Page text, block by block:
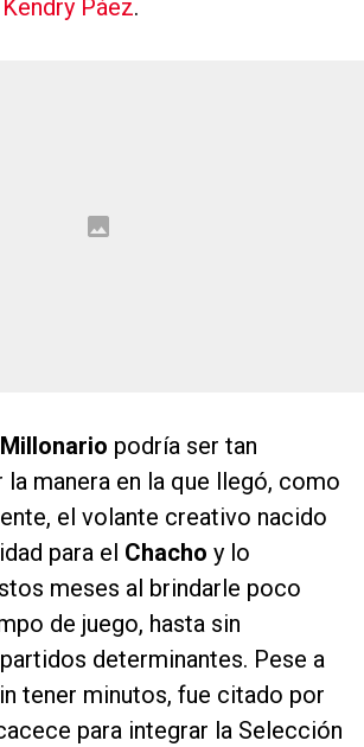
Kendry Páez.
Millonario podría ser tan
manera en la que llegó, como
el volante creativo nacido
para el Chacho y lo
meses al brindarle poco
de juego, hasta sin
determinantes. Pese a
tener minutos, fue citado por
para integrar la Selección